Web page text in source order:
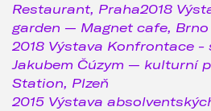
Restaurant, Praha2018
garden — Magnet cafe, Brno
2018 Výstava Konfrontace -
Jakubem Čúzym — kulturní
Station, Plzeň
2015 Výstava